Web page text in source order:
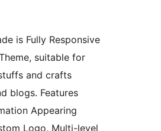
is Fully Responsive
suitable for
and crafts
blogs. Features
Appearing
Logo, Multi-level